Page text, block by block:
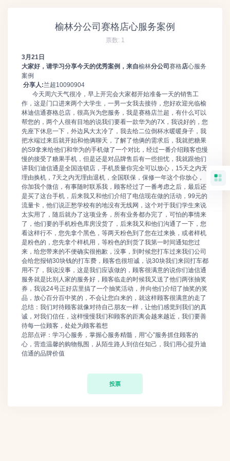
榆林分公司赛格店心服务案例
票数: 1
3月 21 日
大家好，请学习分享今天的优秀案例，来自榆林分公司 赛格店心服务
案例
分享人:兰超10090904
今天周六天气很冷，早上开完会大家都开始准备一天的销售工
作，这是门口进来两个大学生，一男一女我去接待，您好欢迎光临榆
林迪信通赛格总店，很高兴为您服务，我是赛格店兰超，有什么可以
帮您的，两个人很有目地的说我们要看一款华为的7X，我说好的，您
先座下休息一下，外边风大太冷了，我去给二位倒杯水暖暖身子，我
把水端过来后就开始和他俩聊天，了解了他俩的需求后，我就把糖果
的S9拿来给他们和华为的手机做了一个对比，经过一番介绍顾客也慢
慢的接受了糖果手机，但是还是对品牌售后有一些担忧，我就跟他们
讲我们迪信通是全国连锁店，手机质量你完全可以放心，15天之内无
理由换机，7天之内无理由退机，全国联保，保修一年这个你放心，
你加我个微信，有事随时联系我，顾客经过了一番考虑之后，最后还
是买了这台手机，后来我又和他们介绍了电信现在做的活动，99元的
流量卡，他们说正愁学校有的地没有无线网，这个对于我们学生来说
太实用了，随后就办了这项业务，所有业务都办完了，可怕的事情来
了，他们要的手机粉色库房没货了，后来我又和他们沟通了一下，您
看这样行不，您先拿个黑色，等两天粉色到了您在过来换，或者样机
是粉色的，您先拿个样机用，等粉色的到货了我第一时间通知您过
来，给您带来的不便确实很抱歉，没事，到时候您打车过来我们公司
会给您报销30块钱的打车费，顾客也很坦诚，说30块我们来回打车都
用不了，我说没事，这是我们应该做的，顾客很满意的说你们迪信通
服务就是比别人家的服务好，顾客临走的时候我又送了他们两张抽奖
券，我说24号正好店里搞了一个抽奖活动，并向他们介绍了抽奖的奖
品，放心百分百中奖的，不会让您白来的，就这样顾客很满意的走了
总结：我们对待顾客就像对待自己朋友一样，让他们感觉到我们的真
诚，对我们信任，这样慢慢我们和顾客的距离会越来越近，我们要善
待每一位顾客，处处为顾客着想
总部点评：学习心服务，掌握心服务精髓，用“心”服务抓住顾客的
心，营造温馨的购物氛围，从陌生路人到信任知己，我们用心提升迪
信通的品牌价值
投票